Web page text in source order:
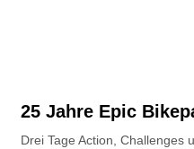
25 Jahre Epic
Drei Tage Action, Challenges